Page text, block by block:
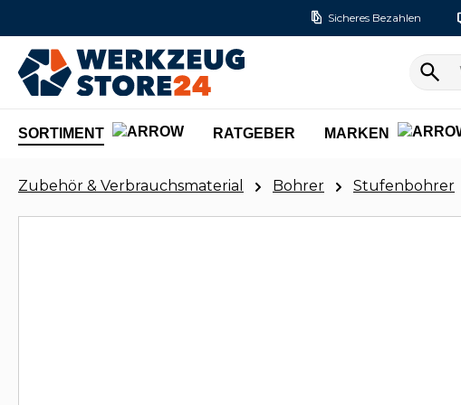
Sicheres Bezahlen
SORTIMENT RATGEBER MARKEN
Zubehör & Verbrauchsmaterial Bohrer Stufenbohrer